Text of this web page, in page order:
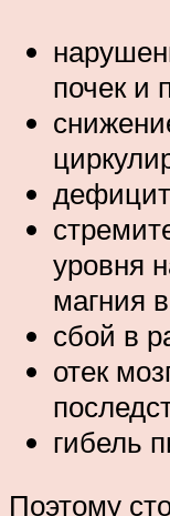
почек и
уровня
магния
сбой в
отек
гибель
Поэтому